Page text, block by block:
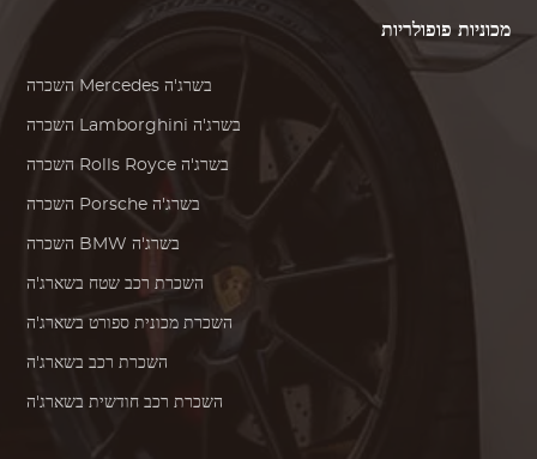
מכוניות פופולריות
Mercedes בשרג'ה
Lamborghini בשרג'ה
Rolls Royce בשרג'ה
Porsche בשרג'ה
BMW בשרג'ה
השכרת רכב שטח בשארג'ה
השכרת מכונית ספורט בשארג'ה
השכרת רכב בשארג'ה
השכרת רכב חודשית בשארג'ה